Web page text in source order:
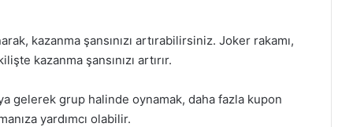
kazanma şansınızı artırabilirsiniz. Joker rakamı,
kazanma şansınızı artırır.
gelerek grup halinde oynamak, daha fazla kupon
yardımcı olabilir.